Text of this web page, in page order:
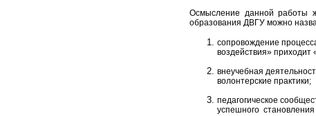
Осмысление данной работы
образования ДВГУ можно
сопровождение
воздействия» приходит
внеучебная
волонтерские практики;
педагогическое
успешного становления